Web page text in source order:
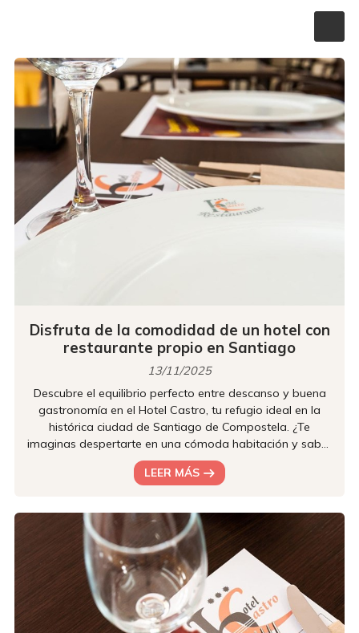
Disfruta de la comodidad de un hotel con
restaurante propio en Santiago
13/11/2025
Descubre el equilibrio perfecto entre descanso y buena
gastronomía en el Hotel Castro, tu refugio ideal en la
histórica ciudad de Santiago de Compostela. ¿Te
imaginas despertarte en una cómoda habitación y saber
que a solo unos pasos te espera una grata experiencia
culinaria? En nuestro hotel no tienes que elegir entre un
ofrecemos lo mejor de ambos mundos para que tu
estancia sea lo mejor posible. Suena bien, ¿verdad? Una
experiencia culi...
LEER MÁS